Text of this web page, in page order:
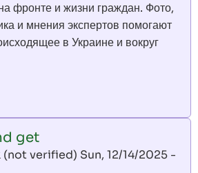
фронте и жизни граждан. Фото,
и мнения экспертов помогают
в Украине и вокруг
get
(not verified) Sun, 12/14/2025 -